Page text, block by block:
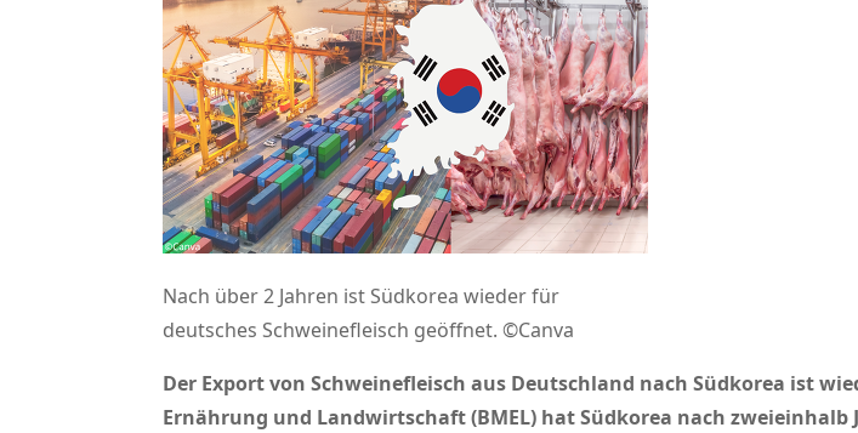
Nach über 2 Jahren ist Südkorea wieder für
deutsches Schweinefleisch geöffnet. ©Canva
Der Export von Schweinefleisch aus Deutschland nach Südkorea ist
Ernährung und Landwirtschaft (BMEL) hat Südkorea nach zweieinhalb